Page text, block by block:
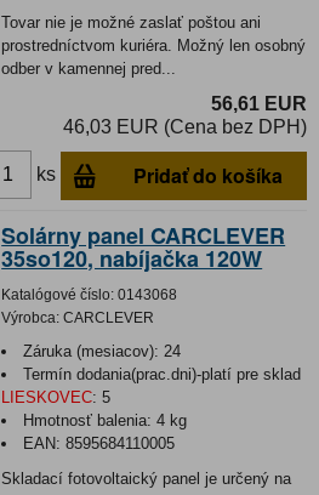
Tovar nie je možné zaslať poštou ani
prostredníctvom kuriéra. Možný len osobný
odber v kamennej pred...
56,61 EUR
46,03 EUR (Cena bez DPH)
ks Pridať do košíka
Solárny panel CARCLEVER
35so120, nabíjačka 120W
Katalógové číslo: 0143068
Výrobca: CARCLEVER
Záruka (mesiacov): 24
Termín dodania(prac.dni)-platí pre sklad
LIESKOVEC: 5
Hmotnosť balenia:4 kg
EAN:8595684110005
Skladací fotovoltaický panel je určený na